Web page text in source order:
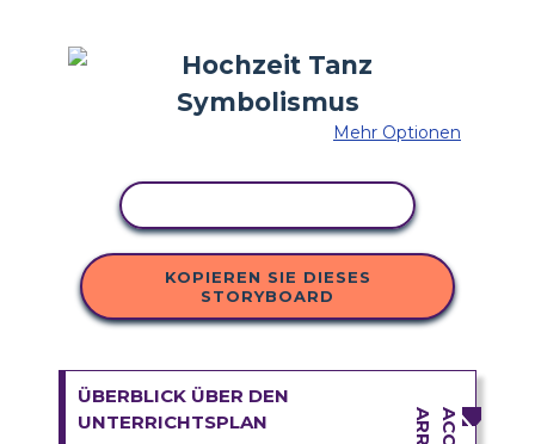
Mehr Optionen
KOPIEREN SIE DIESES
STORYBOARD
ÜBERBLICK ÜBER DEN
UNTERRICHTSPLAN